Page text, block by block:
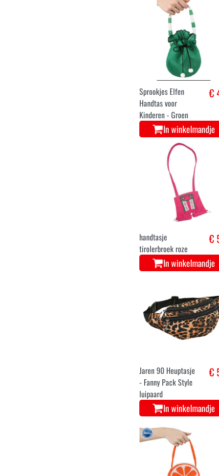
Sprookjes Elfen
Handtas voor
Kinderen - Groen
€
In winkelmandje
handtasje
tirolerbroek roze
€
In winkelmandje
Jaren 90 Heuptasje
- Fanny Pack Style
luipaard
€
In winkelmandje